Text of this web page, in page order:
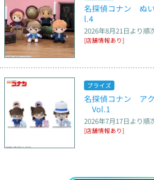
名探偵コナン　ぬ
l.4
2026年8月21日より順
[店舗情報あり]
プライズ
名探偵コナン　ア
Vol.1
2026年7月17日より順
[店舗情報あり]